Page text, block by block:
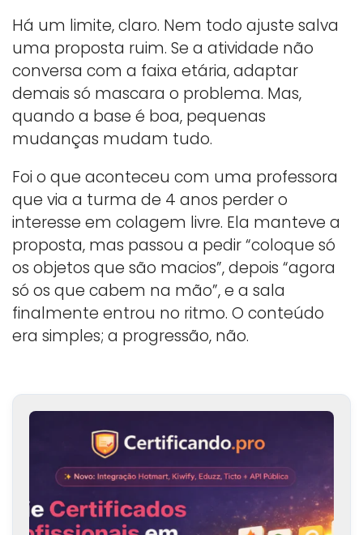
Há um limite, claro. Nem todo ajuste salva
uma proposta ruim. Se a atividade não
conversa com a faixa etária, adaptar
demais só mascara o problema. Mas,
quando a base é boa, pequenas
mudanças mudam tudo.
Foi o que aconteceu com uma professora
que via a turma de 4 anos perder o
interesse em colagem livre. Ela manteve a
proposta, mas passou a pedir “coloque só
os objetos que são macios”, depois “agora
só os que cabem na mão”, e a sala
finalmente entrou no ritmo. O conteúdo
era simples; a progressão, não.